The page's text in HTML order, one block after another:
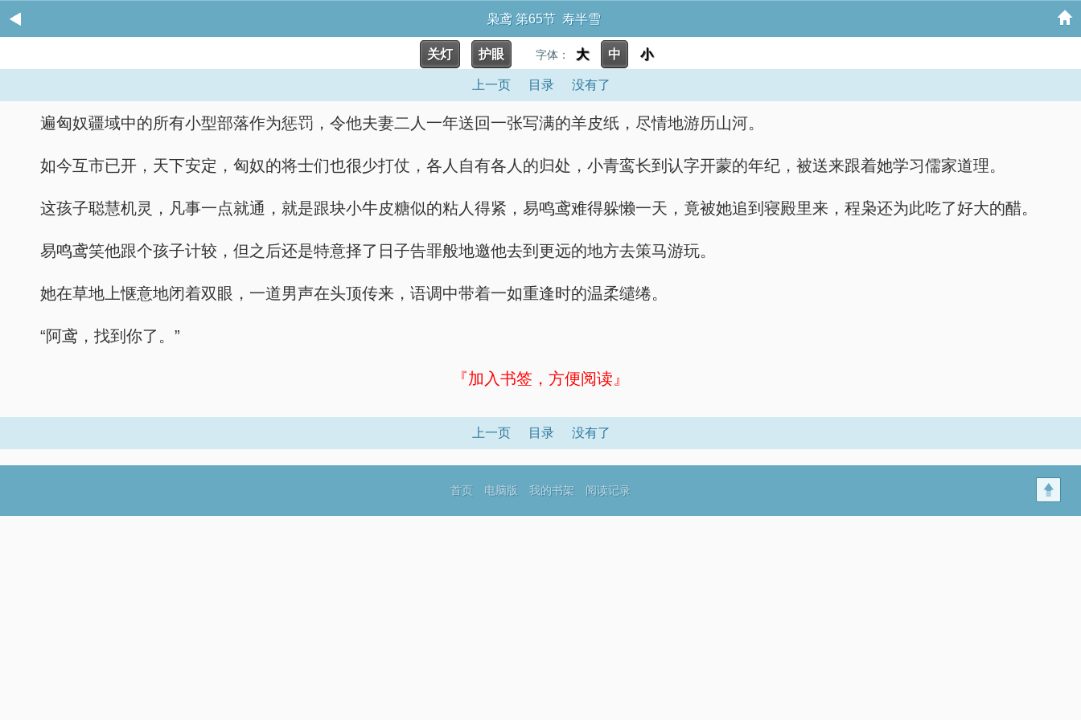
枭鸢 第65节 寿半雪
关灯 护眼 字体： 大 中 小
上一页 目录 没有了
遍匈奴疆域中的所有小型部落作为惩罚，令他夫妻二人一年送回一张写满的羊皮纸，尽情地游历山河。
如今互市已开，天下安定，匈奴的将士们也很少打仗，各人自有各人的归处，小青鸾长到认字开蒙的年纪，被送来跟着她学习儒家道理。
这孩子聪慧机灵，凡事一点就通，就是跟块小牛皮糖似的粘人得紧，易鸣鸢难得躲懒一天，竟被她追到寝殿里来，程枭还为此吃了好大的醋。
易鸣鸢笑他跟个孩子计较，但之后还是特意择了日子告罪般地邀他去到更远的地方去策马游玩。
她在草地上惬意地闭着双眼，一道男声在头顶传来，语调中带着一如重逢时的温柔缱绻。
“阿鸢，找到你了。”
『加入书签，方便阅读』
上一页 目录 没有了
首页 电脑版 我的书架 阅读记录